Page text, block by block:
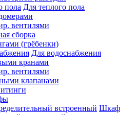
Для теплого пола
вентилями
сборка
(грёбенки)
Для водоснабжения
кранами
вентилями
клапанами
Шкаф